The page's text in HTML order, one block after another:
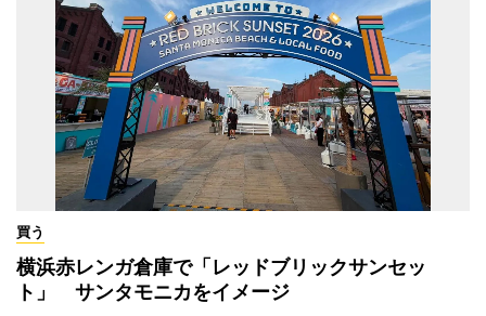
買う
横浜赤レンガ倉庫で「レッドブリックサンセッ
ト」 サンタモニカをイメージ